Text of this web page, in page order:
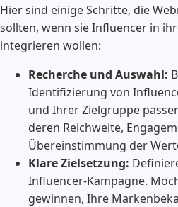
Hier sind einige Schritte, die
sollten, wenn sie Influencer in
integrieren wollen:
Recherche und Auswahl:
Identifizierung von
und Ihrer Zielgruppe
deren Reichweite,
Übereinstimmung der
Klare Zielsetzung:
Influencer-Kampagne.
gewinnen, Ihre